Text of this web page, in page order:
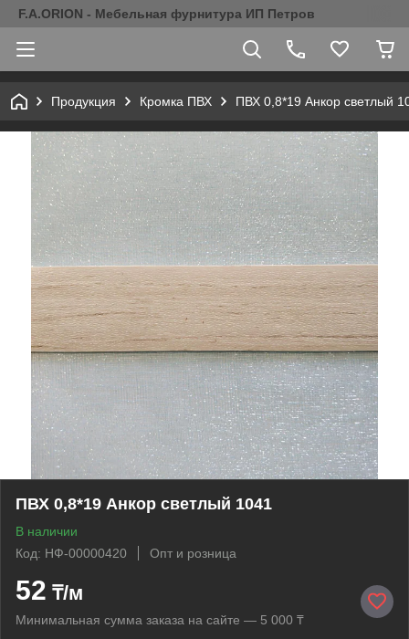
F.A.ORION - Мебельная фурнитура ИП Петров
Продукция Кромка ПВХ ПВХ 0,8*19 Анкор светлый
ПВХ 0,8*19 Анкор светлый 1041
В наличии
Код: НФ-00000420
Опт и розница
52 ₸/м
Минимальная сумма заказа на сайте — 5 000 ₸